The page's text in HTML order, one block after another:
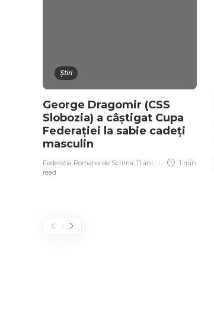
Știri
George Dragomir (CSS
Slobozia) a câștigat Cupa
Federației la sabie cadeți
masculin
Federatia Romana de Scrima, 11 ani
1 min
read